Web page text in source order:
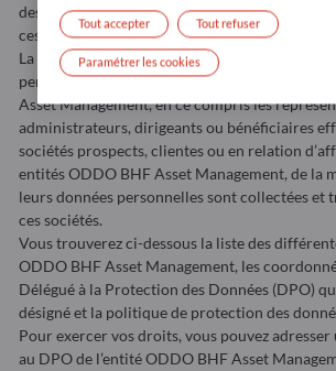
des données à caractère personnel et à la libre
ces données (le « RGPD »).
La présente politique est destinée à informer
personnes qui interagissent avec les entités de
Asset Management, en ce compris les
administrateurs, dirigeants ou bénéficiaires
sociétés prospects, clientes ou en relation
entités ODDO BHF Asset Management, de la
leurs données personnelles sont collectées et
ces sociétés.
Vous trouverez ci-dessous la liste des
ODDO BHF Asset Management, les
Délégué à la Protection des Données (DPO)
désigné et la politique de protection des
Pour exercer vos droits, vous pouvez adresser
au DPO de l’entité ODDO BHF Asset
Tout refuser
Tout accepter
Paramétrer les cookies